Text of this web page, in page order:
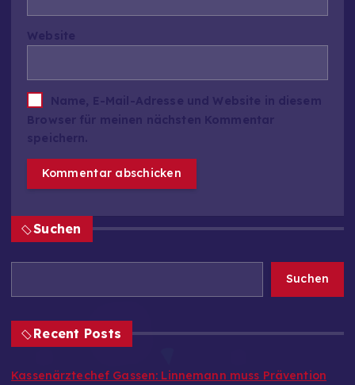
Suchen
Suchen
Recent Posts
Kassenärztechef Gassen: Linnemann muss Prävention